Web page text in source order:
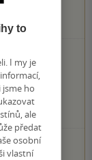
to
I my je
ho
ale
předat
osobní
vlastní